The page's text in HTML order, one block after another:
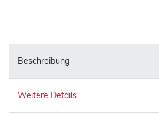
Beschreibung
Weitere Details